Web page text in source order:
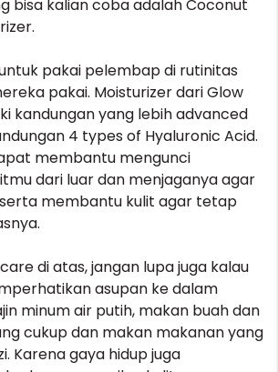
bisa kalian coba adalah Coconut
pakai pelembap di rutinitas
pakai. Moisturizer dari Glow
kandungan yang lebih advanced
4 types of Hyaluronic Acid.
membantu mengunci
dari luar dan menjaganya agar
membantu kulit agar tetap
di atas, jangan lupa juga kalau
asupan ke dalam
minum air putih, makan buah dan
cukup dan makan makanan yang
Karena gaya hidup juga